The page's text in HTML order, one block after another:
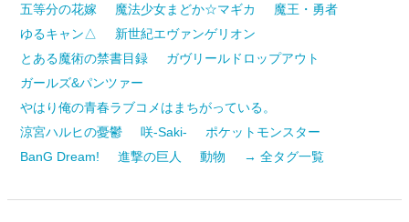
五等分の花嫁
魔法少女まどか☆マギカ
魔王・勇者
ゆるキャン△
新世紀エヴァンゲリオン
とある魔術の禁書目録
ガヴリールドロップアウト
ガールズ&パンツァー
やはり俺の青春ラブコメはまちがっている。
涼宮ハルヒの憂鬱
咲-Saki-
ポケットモンスター
BanG Dream!
進撃の巨人 動物 → 全タグ一覧